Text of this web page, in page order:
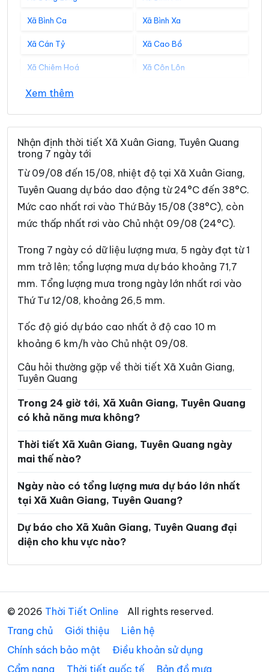
Xã Bình Ca Xã Bình Xa
Xã Cán Tỷ Xã Cao Bồ
Xã Chiêm Hoá Xã Côn Lôn
Xã Đồng Tâm
Xã Đồng Văn Xã Đồng Yên
Xã Du Già Xã Đường Hồng
Xã Đường Thượng
Xã Hàm Yên Xã Hồ Thầu
Xã Hòa An Xã Hoàng Su Phì
Xã Hồng Sơn Xã Hồng Thái
Xã Hùng An Xã Hùng Đức
Xã Hùng Lợi Xã Khâu Vai
Xã Khuôn Lùng Xã Kiên Đài
Xã Kiến Thiết Xã Kim Bình
Xã Lâm Bình Xã Lao Chải
Xã Liên Hiệp Xã Linh Hồ
Xã Lũng Phìn
Xã Mậu Duệ Xã Mèo Vạc
Xã Minh Ngọc
Xã Minh Sơn Xã Minh Tân
Xã Minh Thanh Xã Nà Hang
Xã Nấm Dẩn Xã Nậm Dịch
Xã Niêm Sơn Xã Pà Vầy Sủ
Xã Phố Bảng Xã Phú Linh
Xã Phú Lương Xã Phù Lưu
Xem thêm
Nhận định thời tiết Xã Xuân Giang, Tuyên Quang
trong 7 ngày tới
Từ 09/08 đến 15/08, nhiệt độ tại Xã Xuân Giang,
Tuyên Quang dự báo dao động từ 24°C đến 38°C.
Mức cao nhất rơi vào Thứ Bảy 15/08 (38°C), còn
mức thấp nhất rơi vào Chủ nhật 09/08 (24°C).
Trong 7 ngày có dữ liệu lượng mưa, 5 ngày đạt từ 1
mm trở lên; tổng lượng mưa dự báo khoảng 71,7
mm. Tổng lượng mưa trong ngày lớn nhất rơi vào
Thứ Tư 12/08, khoảng 26,5 mm.
Tốc độ gió dự báo cao nhất ở độ cao 10 m
khoảng 6 km/h vào Chủ nhật 09/08.
Câu hỏi thường gặp về thời tiết Xã Xuân Giang,
Tuyên Quang
Trong 24 giờ tới, Xã Xuân Giang, Tuyên Quang
có khả năng mưa không?
Thời tiết Xã Xuân Giang, Tuyên Quang ngày
mai thế nào?
Ngày nào có tổng lượng mưa dự báo lớn nhất
tại Xã Xuân Giang, Tuyên Quang?
Dự báo cho Xã Xuân Giang, Tuyên Quang đại
diện cho khu vực nào?
© 2026 Thời Tiết Online
All rights reserved.
Trang chủ
Giới thiệu
Liên hệ
Chính sách bảo mật
Điều khoản sử dụng
Cẩm nang
Thời tiết quốc tế Bản đồ mưa